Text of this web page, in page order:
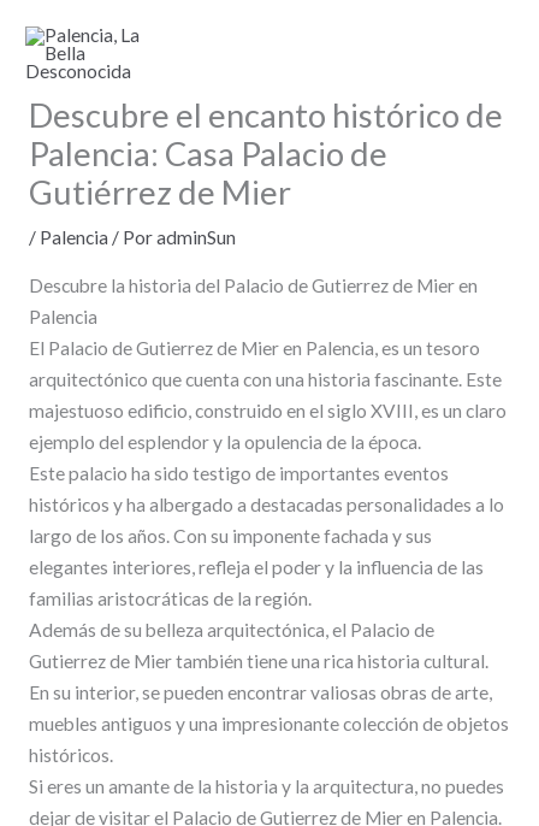
contenido
Descubre el encanto histórico de
Palencia: Casa Palacio de
Gutiérrez de Mier
/ Palencia / PoradminSun
Descubre la historia del Palacio de Gutierrez de Mier en
Palencia
El Palacio de Gutierrez de Mier en Palencia, es un tesoro
arquitectónico que cuenta con una historia fascinante. Este
majestuoso edificio, construido en el siglo XVIII, es un claro
ejemplo del esplendor y la opulencia de la época.
Este palacio ha sido testigo de importantes eventos
históricos y ha albergado a destacadas personalidades a lo
largo de los años. Con su imponente fachada y sus
elegantes interiores, refleja el poder y la influencia de las
familias aristocráticas de la región.
Además de su belleza arquitectónica, el Palacio de
Gutierrez de Mier también tiene una rica historia cultural.
En su interior, se pueden encontrar valiosas obras de arte,
muebles antiguos y una impresionante colección de objetos
históricos.
Si eres un amante de la historia y la arquitectura, no puedes
dejar de visitar el Palacio de Gutierrez de Mier en Palencia.